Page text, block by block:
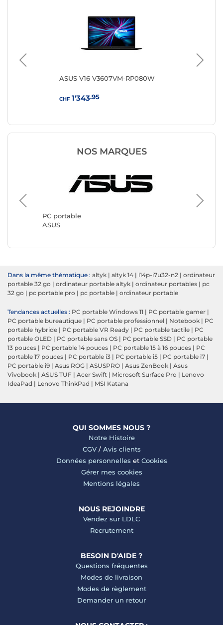
ASUS V16 V3607VM-RP080W
CHF1'343.95
NOS MARQUES
PC portable
ASUS
PC
Lenovo
Dans la même thématique : altyk | altyk 14 | l14p-i7u32-n2 | ordinateur
portable 32 go | ordinateur portable altyk | ordinateur portables | pc
32 go | pc portable pro | pc portable | ordinateur portable
Tendances actuelles : PC portable Windows 11 | PC portable gamer |
PC portable bureautique | PC portable professionnel | Notebook | PC
portable hybride | PC portable VR Ready | PC portable tactile | PC
portable OLED | PC portable sans OS | PC portable SSD | PC portable
13 pouces | PC portable 14 pouces | PC portable 15 à 16 pouces | PC
portable 17 pouces | PC portable i3 | PC portable i5 | PC portable i7 |
PC portable i9 | Asus ROG | ASUSPRO | Asus ZenBook | Asus
Vivobook | ASUS TUF | Acer Swift | Microsoft Surface Pro | Lenovo
IdeaPad | Lenovo ThinkPad | MSI Katana
QUI SOMMES NOUS ?
Notre Histoire
CGV/ Avis clients
Données personnelles et Cookies
Gérer mes cookies
Mentions légales
NOUS REJOINDRE
Vendez sur LDLC
Recrutement
BESOIN D'AIDE ?
Questions fréquentes
Modes de livraison
Modes de règlement
Demander un retour